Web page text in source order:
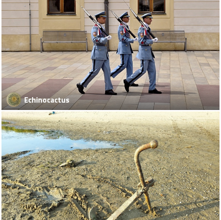
Echinocactus